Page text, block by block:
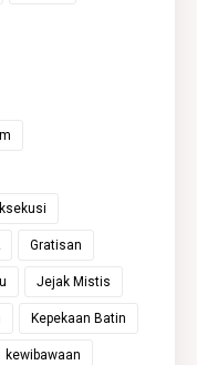
Gratisan
Jejak Mistis
Kepekaan Batin
kewibawaan